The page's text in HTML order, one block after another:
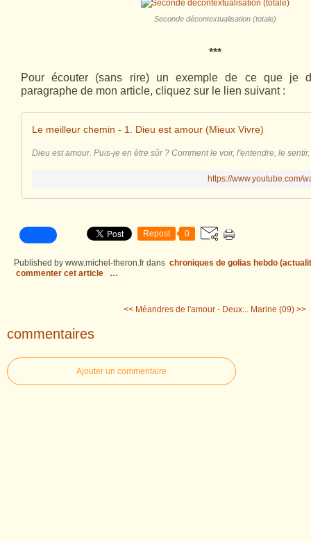
Seconde décontextualisation (totale)
***
Pour écouter (sans rire) un exemple de ce que je
paragraphe de mon article, cliquez sur le lien suivant :
Le meilleur chemin - 1. Dieu est amour (Mieux Vivre)
Dieu est amour. Puis-je en être sûr ? Comment le voir, l'entendre, le
https://www.youtube.com/
Repost 0
Published by www.michel-theron.fr dans chroniques de golias hebdo
commenter cet article
…
<< Méandres de l'amour - Deux... Marine (09) >>
commentaires
Ajouter un commentaire